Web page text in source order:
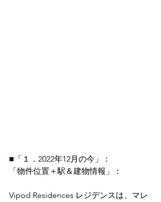
■「１．2022年12月の今」：
「物件位置＋駅＆建物情報」：
Vipod Residences レジデンスは、マレ